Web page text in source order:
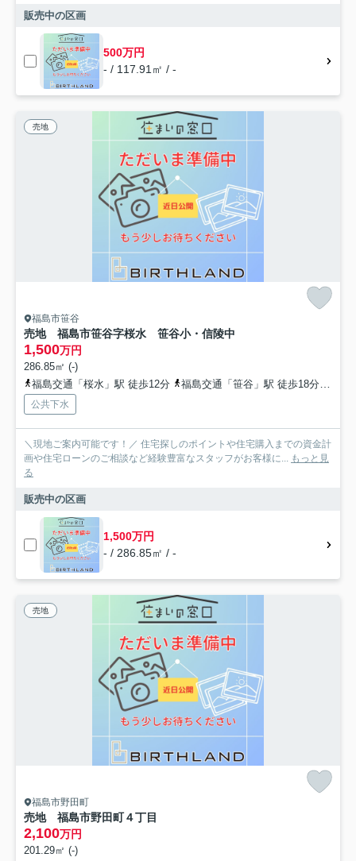
販売中の区画
500万円
- / 117.91㎡ / -
売地
福島市笹谷
売地 福島市笹谷字桜水 笹谷小・信陵中
1,500万円
286.85㎡ (-)
福島交通「桜水」駅 徒歩12分
福島交通「笹谷」駅 徒歩18分
公共下水
＼現地ご案内可能です！／ 住宅探しのポイントや住宅購入までの資金計
画や住宅ローンのご相談など経験豊富なスタッフがお客様に... もっと見
る
販売中の区画
1,500万円
- / 286.85㎡ / -
売地
福島市野田町
売地 福島市野田町４丁目
2,100万円
201.29㎡ (-)